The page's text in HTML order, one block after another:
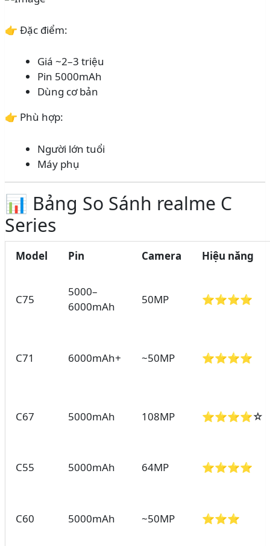
👉 Đặc điểm:
Giá ~2–3 triệu
Pin 5000mAh
Dùng cơ bản
👉 Phù hợp:
Người lớn tuổi
Máy phụ
📊 Bảng So Sánh realme C
Series
Model Pin Camera Hiệu năng
C75
5000–
6000mAh
50MP ⭐⭐⭐⭐
C71 6000mAh+ ~50MP ⭐⭐⭐⭐
C67 5000mAh 108MP ⭐⭐⭐⭐☆
C55 5000mAh 64MP ⭐⭐⭐⭐
C60 5000mAh ~50MP ⭐⭐⭐